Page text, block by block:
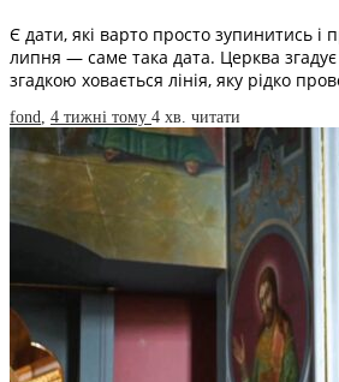
Є дати, які варто просто зупинитись і
липня — саме така дата. Церква згадує
згадкою ховається лінія, яку рідко
fond, 4 тижні тому 4 хв. читати